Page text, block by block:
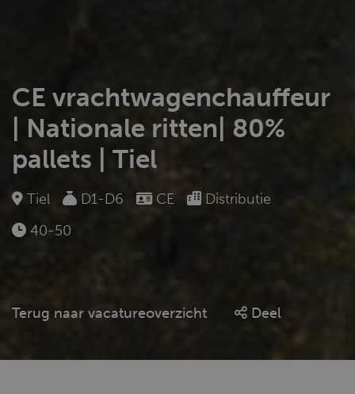
CE vrachtwagenchauffeur
| Nationale ritten| 80%
pallets | Tiel
Tiel D1-D6 CE
Distributie
40-50
Terug naar vacatureoverzicht Deel